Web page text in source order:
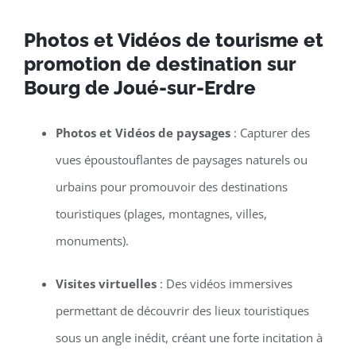
Photos et Vidéos de tourisme et
promotion de destination sur
Bourg de Joué-sur-Erdre
Photos et Vidéos de paysages: Capturer des
vues époustouflantes de paysages naturels ou
urbains pour promouvoir des destinations
touristiques (plages, montagnes, villes,
monuments).
Visites virtuelles: Des vidéos immersives
permettant de découvrir des lieux touristiques
sous un angle inédit, créant une forte incitation à